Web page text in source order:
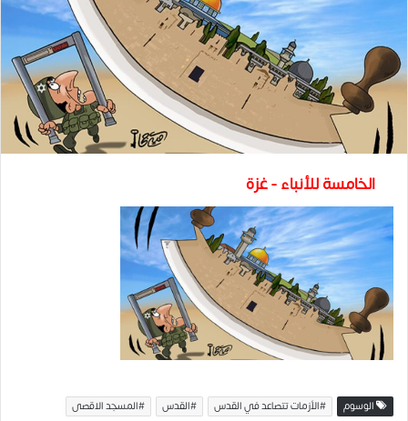
الخامسة للأنباء - غزة
الوسوم #الأزمات تتصاعد في القدس #القدس #المسجد الاقصى